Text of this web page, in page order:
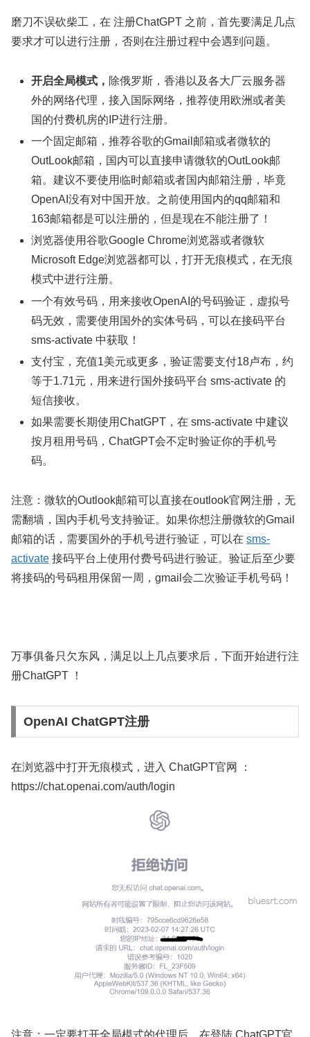
磨刀不误砍柴工，在 注册ChatGPT 之前，首先要满足几点
要求才可以进行注册，否则在注册过程中会遇到问题。
开启全局模式， 除俄罗斯，香港以及各大厂云服务器
外的网络代理，接入国际网络，推荐使用欧洲或者美
国的付费机房的IP进行注册。
一个固定邮箱，推荐谷歌的Gmail邮箱或者微软的
OutLook邮箱，国内可以直接申请微软的OutLook邮
箱。建议不要使用临时邮箱或者国内邮箱注册，毕竟
OpenAI没有对中国开放。之前使用国内的qq邮箱和
163邮箱都是可以注册的，但是现在不能注册了！
浏览器使用谷歌Google Chrome浏览器或者微软
Microsoft Edge浏览器都可以，打开无痕模式，在无痕
模式中进行注册。
一个有效号码，用来接收OpenAI的号码验证，虚拟号
码无效，需要使用国外的实体号码，可以在接码平台
sms-activate 中获取！
支付宝，充值1美元或更多，验证需要支付18卢布，约
等于1.71元，用来进行国外接码平台 sms-activate 的
短信接收。
如果需要长期使用ChatGPT，在 sms-activate 中建议
按月租用号码，ChatGPT会不定时验证你的手机号
码。
注意：微软的Outlook邮箱可以直接在outlook官网注册，无
需翻墙，国内手机号支持验证。如果你想注册微软的Gmail
邮箱的话，需要国外的手机号进行验证，可以在 sms-
activate 接码平台上使用付费号码进行验证。验证后至少要
将接码的号码租用保留一周，gmail会二次验证手机号码！
万事俱备只欠东风，满足以上几点要求后，下面开始进行注
册ChatGPT ！
OpenAI ChatGPT注册
在浏览器中打开无痕模式，进入 ChatGPT官网 ：
https://chat.openai.com/auth/login
注意：一定要打开全局模式的代理后，在登陆 ChatGPT官